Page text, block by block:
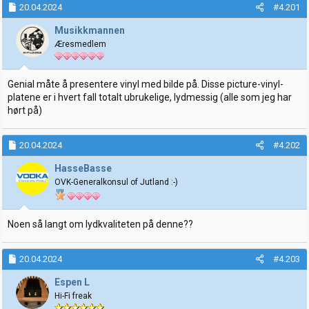
r
t
e
t
o
20.04.2024 #4.201
Musikkmannen
Æresmedlem
Genial måte å presentere vinyl med bilde på. Disse picture-vinyl-
platene er i hvert fall totalt ubrukelige, lydmessig (alle som jeg har
hørt på)
20.04.2024 #4.202
HasseBasse
OVK-Generalkonsul of Jutland :-)
Noen så langt om lydkvaliteten på denne??
20.04.2024 #4.203
Espen L
Hi-Fi freak